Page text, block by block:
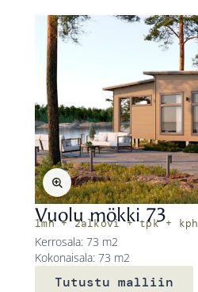
Vuolu mökki 73
1mh + 2alkovi + tpk + kph
Kerrosala: 73 m2
Kokonaisala: 73 m2
Tutustu malliin